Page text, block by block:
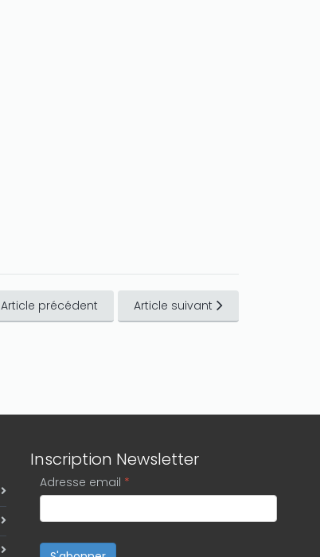
Article précédent Article suivant
Inscription Newsletter
Adresse email *